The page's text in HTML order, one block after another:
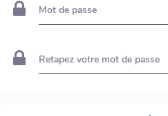
Mot de passe
Retapez votre mot de passe